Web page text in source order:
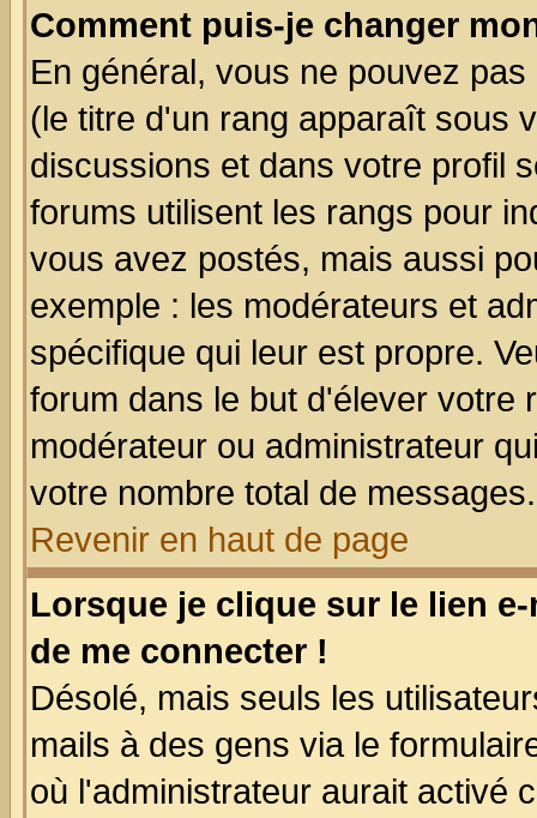
Comment puis-je changer
En général, vous ne pouvez
(le titre d'un rang apparaît sous
discussions et dans votre profil
forums utilisent les rangs pour
vous avez postés, mais aussi
exemple : les modérateurs et
spécifique qui leur est propre.
forum dans le but d'élever votre
modérateur ou administrateur
votre nombre total de messages.
Revenir en haut de page
Lorsque je clique sur le lien
de me connecter !
Désolé, mais seuls les
mails à des gens via le
où l'administrateur aurait activé